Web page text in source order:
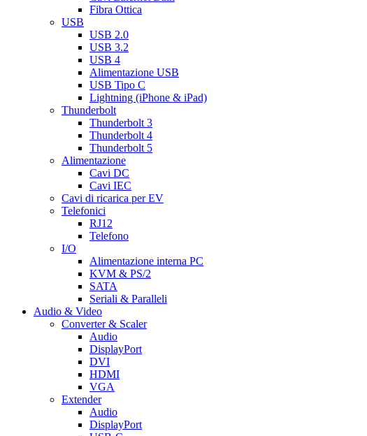
Fibra Ottica
USB
USB 2.0
USB 3.2
USB 4
Alimentazione USB
USB Tipo C
Lightning (iPhone & iPad)
Thunderbolt
Thunderbolt 3
Thunderbolt 4
Thunderbolt 5
Alimentazione
Cavi DC
Cavi IEC
Cavi di ricarica per EV
Telefonici
RJ12
Telefono
I/O
Alimentazione interna PC
KVM & PS/2
SATA
Seriali & Paralleli
Audio & Video
Converter & Scaler
Audio
DisplayPort
DVI
HDMI
VGA
Extender
Audio
DisplayPort